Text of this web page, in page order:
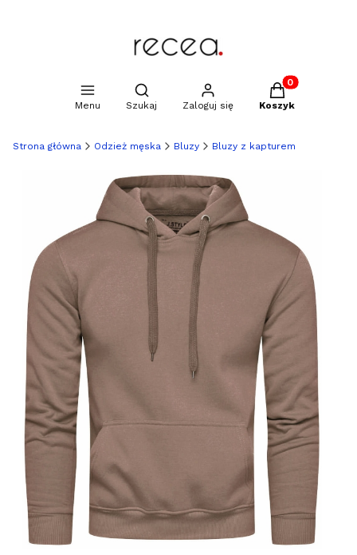
Menu
Otwórz wyszukiwarkę
Szukaj Zaloguj się
Produkty w
Koszyk
Strona główna Odzież męska Bluzy Bluzy z kapturem